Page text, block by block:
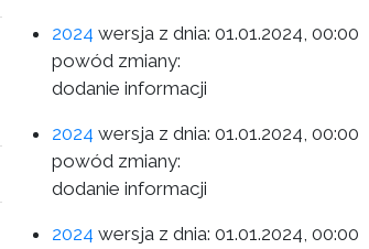
2024 wersja z dnia: 01.01.2024, 00:00
powód zmiany:
dodanie informacji
2024 wersja z dnia: 01.01.2024, 00:00
powód zmiany:
dodanie informacji
2024 wersja z dnia: 01.01.2024, 00:00